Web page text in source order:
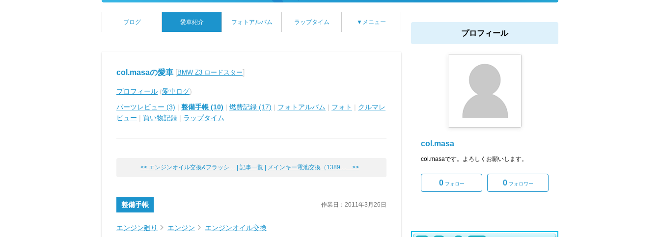
ブログ 愛車紹介 フォトアルバム ラップタイム ▼メニュー
col.masaの愛車 [BMW Z3 ロードスター]
プロフィール (愛車ログ)
パーツレビュー (3) | 整備手帳 (10) | 燃費記録 (17) | フォトアルバム | フォト | クルマレ
ビュー | 買い物記録 | ラップタイム
<< エンジンオイル交換&フラッシ ... | 記事一覧 | メインキー電池交換（1389 ... >>
整備手帳 作業日：2011年3月26日
エンジン廻り エンジン エンジンオイル交換
プロフィール
col.masa
col.masaです。よろしくお願いします。
0フォロー 0フォロワー